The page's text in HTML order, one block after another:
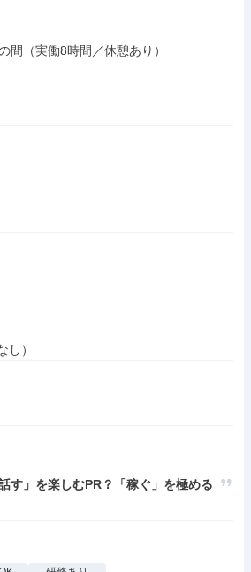
間（実働8時間／休憩あり）
し）
す」を楽しむPR？「稼ぐ」を極める